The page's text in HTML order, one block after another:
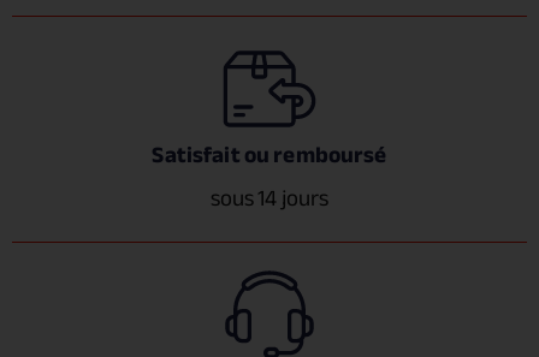
Satisfait ou remboursé
sous 14 jours